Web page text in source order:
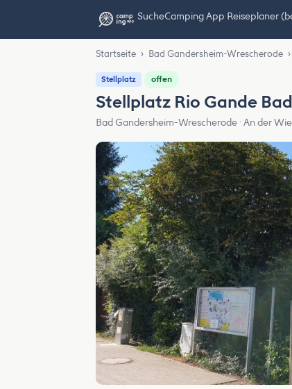
SucheCamping App Reiseplaner
Startseite › Bad Gandersheim-Wrescherode ›
Stellplatz offen
Stellplatz Rio Gande
Bad Gandersheim-Wrescherode · An der